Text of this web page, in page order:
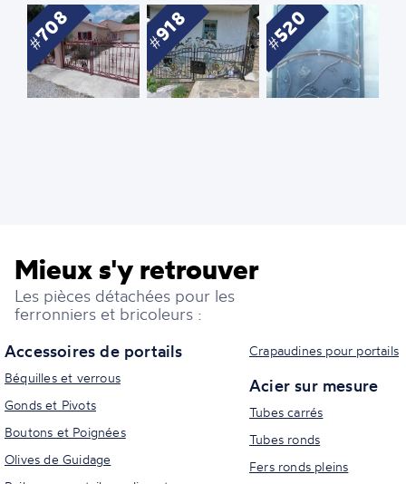
708 918 520
Mieux s'y retrouver
Les pièces détachées pour les
ferronniers et bricoleurs :
Accessoires de portails
Béquilles et verrous
Gonds et Pivots
Boutons et Poignées
Olives de Guidage
Crapaudines pour portails
Acier sur mesure
Tubes carrés
Tubes ronds
Fers ronds pleins